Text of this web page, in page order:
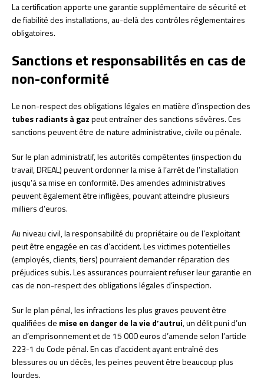
La certification apporte une garantie supplémentaire de sécurité et
de fiabilité des installations, au-delà des contrôles réglementaires
obligatoires.
Sanctions et responsabilités en cas de
non-conformité
Le non-respect des obligations légales en matière d’inspection des
tubes radiants à gazpeut entraîner des sanctions sévères. Ces
sanctions peuvent être de nature administrative, civile ou pénale.
Sur le plan administratif, les autorités compétentes (inspection du
travail, DREAL) peuvent ordonner la mise à l’arrêt de l’installation
jusqu’à sa mise en conformité. Des amendes administratives
peuvent également être infligées, pouvant atteindre plusieurs
milliers d’euros.
Au niveau civil, la responsabilité du propriétaire ou de l’exploitant
peut être engagée en cas d’accident. Les victimes potentielles
(employés, clients, tiers) pourraient demander réparation des
préjudices subis. Les assurances pourraient refuser leur garantie en
cas de non-respect des obligations légales d’inspection.
Sur le plan pénal, les infractions les plus graves peuvent être
qualifiées de mise en danger de la vie d’autrui, un délit puni d’un
an d’emprisonnement et de 15 000 euros d’amende selon l’article
223-1 du Code pénal. En cas d’accident ayant entraîné des
blessures ou un décès, les peines peuvent être beaucoup plus
lourdes.